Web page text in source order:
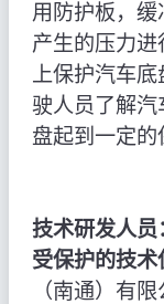
用防护板，
产生的压力
上保护汽车
驶人员了解汽
盘起到一定的
技术研发人员
受保护的技术
（南通）有限